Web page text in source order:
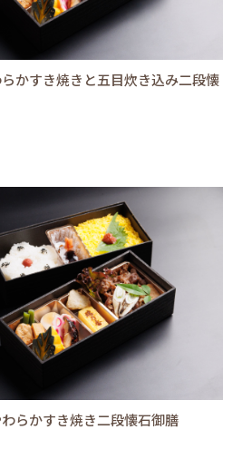
かすき焼きと五目炊き込み二段懐
らかすき焼き二段懐石御膳